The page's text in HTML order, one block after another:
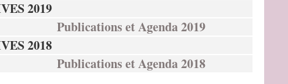
2019
Publications et Agenda 2019
2018
Publications et Agenda 2018